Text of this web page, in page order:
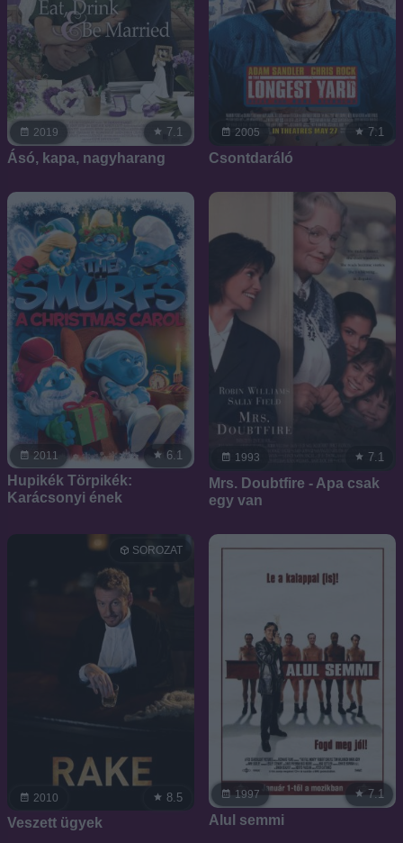
2019 7.1
Ásó, kapa, nagyharang
2005 7.1
Csontdaráló
2011 6.1
Hupikék Törpikék:
Karácsonyi ének
1993 7.1
Mrs. Doubtfire - Apa csak
egy van
2010
SOROZAT
8.5
Veszett ügyek
1997 7.1
Alul semmi